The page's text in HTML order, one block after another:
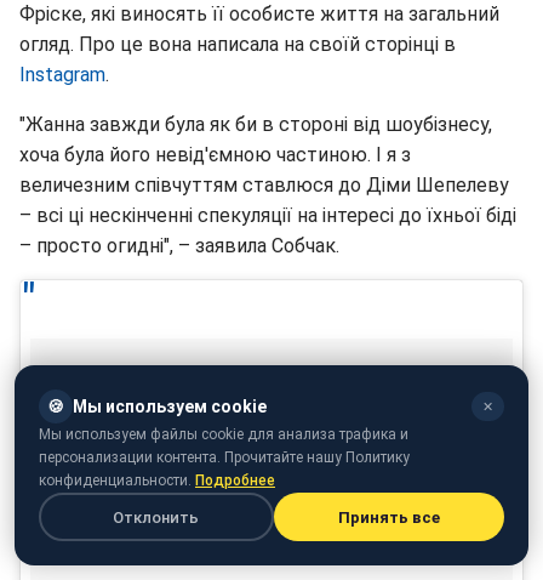
Фріске, які виносять її особисте життя на загальний
огляд. Про це вона написала на своїй сторінці в
Instagram.
"Жанна завжди була як би в стороні від шоубізнесу,
хоча була його невід'ємною частиною. І я з
величезним співчуттям ставлюся до Діми Шепелеву
– всі ці нескінченні спекуляції на інтересі до їхньої біді
– просто огидні", – заявила Собчак.
🍪 Мы используем cookie ✕
Мы используем файлы cookie для анализа трафика и
персонализации контента. Прочитайте нашу Политику
конфиденциальности. Подробнее
Отклонить Принять все